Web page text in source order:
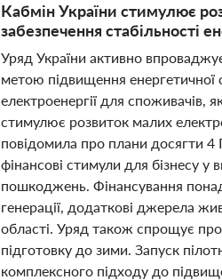
Кабмін України стимулює
забезпечення стабільності
Уряд України активно
метою підвищення енергетичної
електроенергії для споживачів,
стимулює розвиток малих
повідомила про плани досягти 4
фінансові стимули для бізнесу у
пошкоджень. Фінансування
генерації, додаткові джерела
області. Уряд також спрощує
підготовку до зими. Запуск
комплексного підходу до